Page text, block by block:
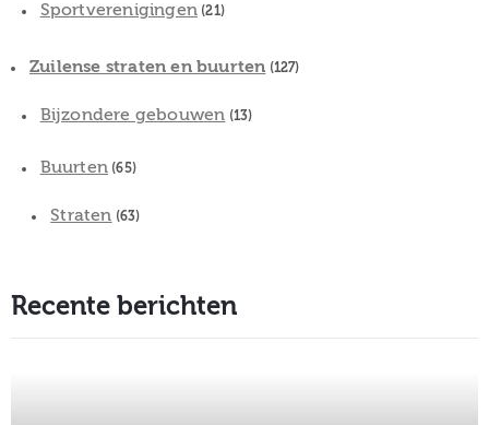
Sportverenigingen (21)
Zuilense straten en buurten (127)
Bijzondere gebouwen (13)
Buurten (65)
Straten (63)
Recente berichten